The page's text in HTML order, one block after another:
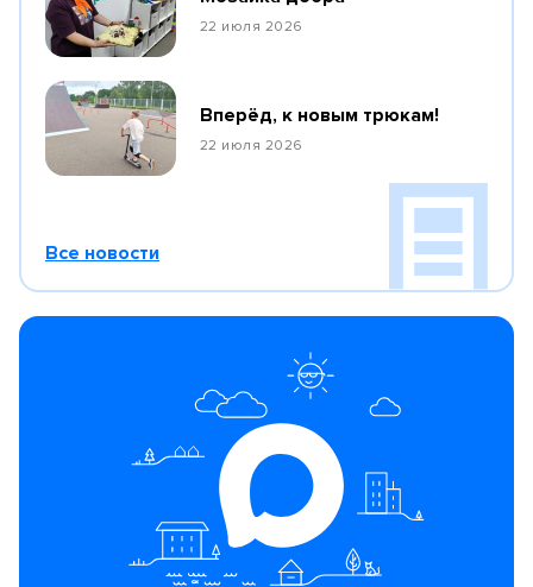
22 июля 2026
Вперёд, к новым трюкам!
22 июля 2026
Все новости